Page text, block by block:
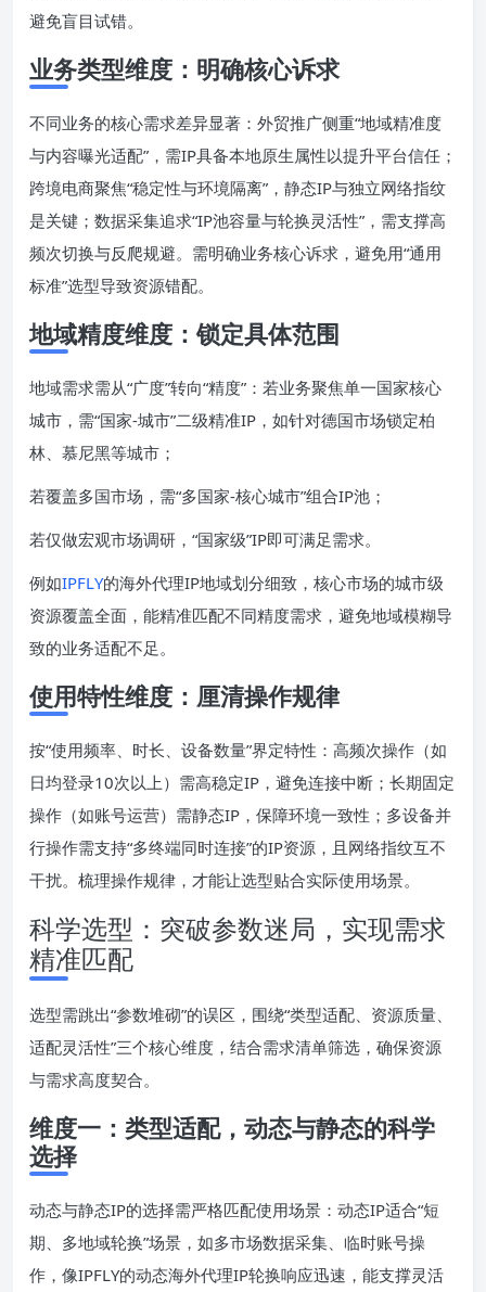
避免盲目试错。
业务类型维度：明确核心诉求
不同业务的核心需求差异显著：外贸推广侧重“地域精准度
与内容曝光适配”，需IP具备本地原生属性以提升平台信任；
跨境电商聚焦“稳定性与环境隔离”，静态IP与独立网络指纹
是关键；数据采集追求“IP池容量与轮换灵活性”，需支撑高
频次切换与反爬规避。需明确业务核心诉求，避免用“通用
标准”选型导致资源错配。
地域精度维度：锁定具体范围
地域需求需从“广度”转向“精度”：若业务聚焦单一国家核心
城市，需“国家-城市”二级精准IP，如针对德国市场锁定柏
林、慕尼黑等城市；
若覆盖多国市场，需“多国家-核心城市”组合IP池；
若仅做宏观市场调研，“国家级”IP即可满足需求。
例如IPFLY的海外代理IP地域划分细致，核心市场的城市级
资源覆盖全面，能精准匹配不同精度需求，避免地域模糊导
致的业务适配不足。
使用特性维度：厘清操作规律
按“使用频率、时长、设备数量”界定特性：高频次操作（如
日均登录10次以上）需高稳定IP，避免连接中断；长期固定
操作（如账号运营）需静态IP，保障环境一致性；多设备并
行操作需支持“多终端同时连接”的IP资源，且网络指纹互不
干扰。梳理操作规律，才能让选型贴合实际使用场景。
科学选型：突破参数迷局，实现需求
精准匹配
选型需跳出“参数堆砌”的误区，围绕“类型适配、资源质量、
适配灵活性”三个核心维度，结合需求清单筛选，确保资源
与需求高度契合。
维度一：类型适配，动态与静态的科学
选择
动态与静态IP的选择需严格匹配使用场景：动态IP适合“短
期、多地域轮换”场景，如多市场数据采集、临时账号操
作，像IPFLY的动态海外代理IP轮换响应迅速，能支撑灵活